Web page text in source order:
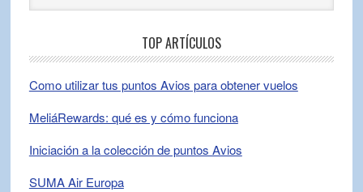
TOP ARTÍCULOS
Como utilizar tus puntos Avios para obtener vuelos
MeliáRewards: qué es y cómo funciona
Iniciación a la colección de puntos Avios
SUMA Air Europa